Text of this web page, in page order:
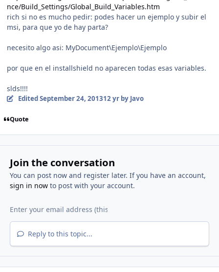
nce/Build_Settings/Global_Build_Variables.htm
rich si no es mucho pedir: podes hacer un ejemplo y subir el
msi, para que yo de hay parta?
necesito algo asi: MyDocument\Ejemplo\Ejemplo
por que en el installshield no aparecen todas esas variables.
slds!!!!
Edited September 24, 201312 yrby Javo
Quote
Join the conversation
You can post now and register later. If you have an account,
sign in nowto post with your account.
Reply to this topic...